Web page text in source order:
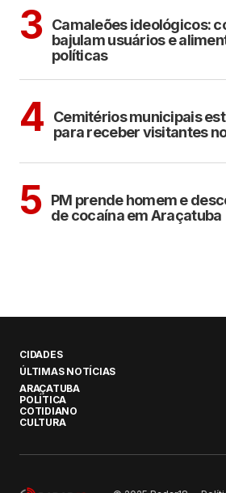
3 Camaleões ideológicos:
bajulam usuários e
políticas
4
Cemitérios municipais
para receber visitantes
5 PM prende homem e
de cocaína em Araçatuba
CIDADES
ÚLTIMAS NOTÍCIAS
ARAÇATUBA
POLÍTICA
COTIDIANO
CULTURA